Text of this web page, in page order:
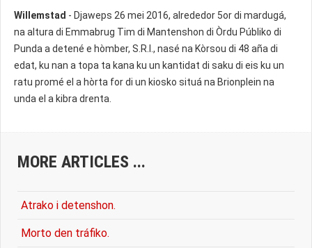
Willemstad - Djaweps 26 mei 2016, alrededor 5or di mardugá,
na altura di Emmabrug Tim di Mantenshon di Òrdu Públiko di
Punda a detené e hòmber, S.R.I., nasé na Kòrsou di 48 aña di
edat, ku nan a topa ta kana ku un kantidat di saku di eis ku un
ratu promé el a hòrta for di un kiosko situá na Brionplein na
unda el a kibra drenta.
MORE ARTICLES ...
Atrako i detenshon.
Morto den tráfiko.